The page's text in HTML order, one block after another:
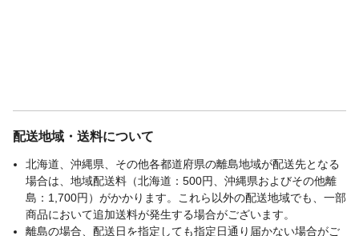
配送地域・送料について
北海道、沖縄県、その他各都道府県の離島地域が配送先となる
場合は、地域配送料（北海道：500円、沖縄県およびその他離
島：1,700円）がかかります。これら以外の配送地域でも、一部
商品において追加送料が発生する場合がございます。
離島の場合、配送日を指定しても指定日通り届かない場合がご